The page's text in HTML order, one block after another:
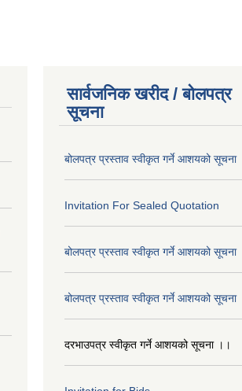
सार्वजनिक खरीद / बोलपत्र
सूचना
बोलपत्र प्रस्ताव स्वीकृत गर्ने आशयको सूचना
Invitation For Sealed Quotation
बोलपत्र प्रस्ताव स्वीकृत गर्ने आशयको सूचना
बोलपत्र प्रस्ताव स्वीकृत गर्ने आशयको सूचना
दरभाउपत्र स्वीकृत गर्ने आशयको सूचना ।।